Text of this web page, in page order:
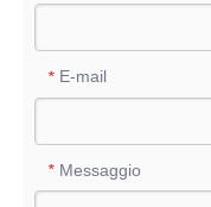
* E-mail
* Messaggio